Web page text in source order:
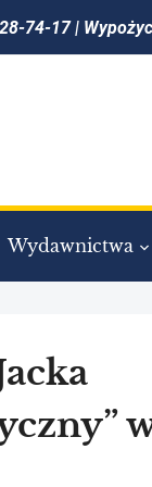
74-17 |
Wydawnictwa